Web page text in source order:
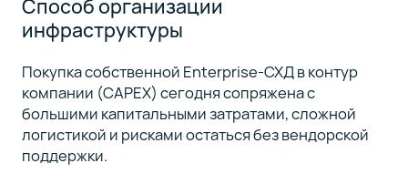
Способ организации
инфраструктуры
Покупка собственной Enterprise-СХД в контур
компании (CAPEX) сегодня сопряжена с
большими капитальными затратами, сложной
логистикой и рисками остаться без вендорской
поддержки.